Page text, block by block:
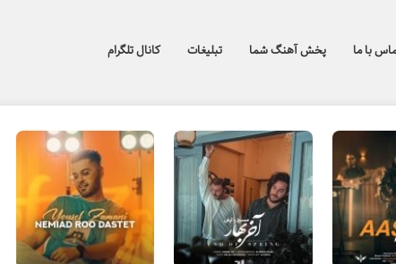
با ما پخش آهنگ شما تبلیغات کانال تلگرام